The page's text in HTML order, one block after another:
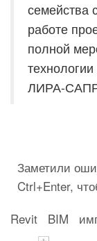
семейства
работе
полной
ЛИРА-
Заметили
Ctrl+Enter,
Revit
BIM